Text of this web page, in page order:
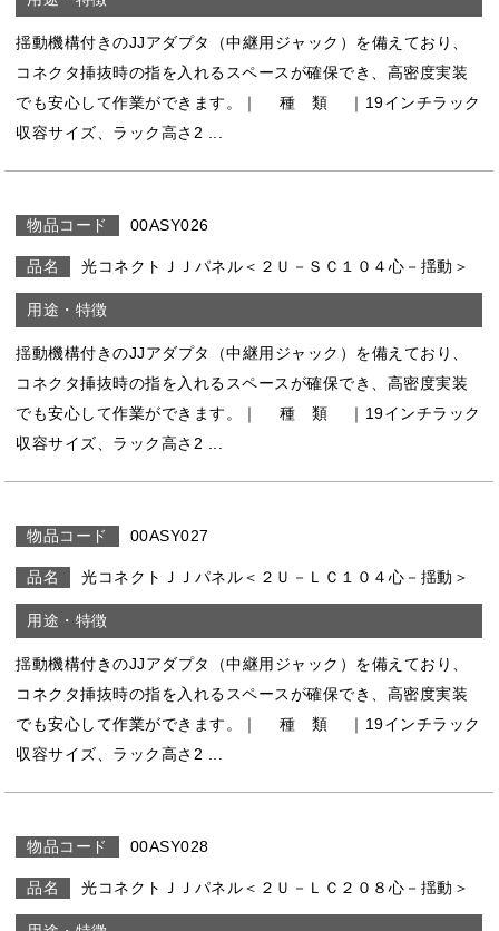
揺動機構付きのJJアダプタ（中継用ジャック）を備えており、
コネクタ挿抜時の指を入れるスペースが確保でき、高密度実装
でも安心して作業ができます。｜ 種 類 ｜19インチラック
収容サイズ、ラック高さ2 ...
00ASY026
光コネクトＪＪパネル＜２Ｕ－ＳＣ１０４心－揺動＞
揺動機構付きのJJアダプタ（中継用ジャック）を備えており、
コネクタ挿抜時の指を入れるスペースが確保でき、高密度実装
でも安心して作業ができます。｜ 種 類 ｜19インチラック
収容サイズ、ラック高さ2 ...
00ASY027
光コネクトＪＪパネル＜２Ｕ－ＬＣ１０４心－揺動＞
揺動機構付きのJJアダプタ（中継用ジャック）を備えており、
コネクタ挿抜時の指を入れるスペースが確保でき、高密度実装
でも安心して作業ができます。｜ 種 類 ｜19インチラック
収容サイズ、ラック高さ2 ...
00ASY028
光コネクトＪＪパネル＜２Ｕ－ＬＣ２０８心－揺動＞